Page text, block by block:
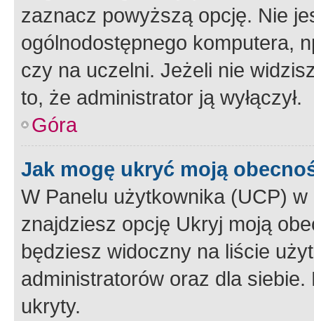
zaznacz powyższą opcję. Nie
ogólnodostępnego komputera,
czy na uczelni. Jeżeli nie
to, że administrator ją wyłączył.
Góra
Jak mogę ukryć moją
W Panelu użytkownika (UCP) w
znajdziesz opcję Ukryj moją
będziesz widoczny na liście
administratorów oraz dla
ukryty.